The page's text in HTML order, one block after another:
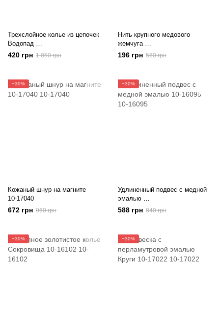
Трехслойное колье из цепочек
Водопад
10-16182
420 грн 1 050 грн
Нить крупного медового
жемчуга
8711/10
196 грн 560 грн
−30%
Кожаный шнур на магните
10-17040
672 грн 960 грн
−30%
Удлиненный подвес с медной
эмалью
10-16095
588 грн 840 грн
−30% −30%